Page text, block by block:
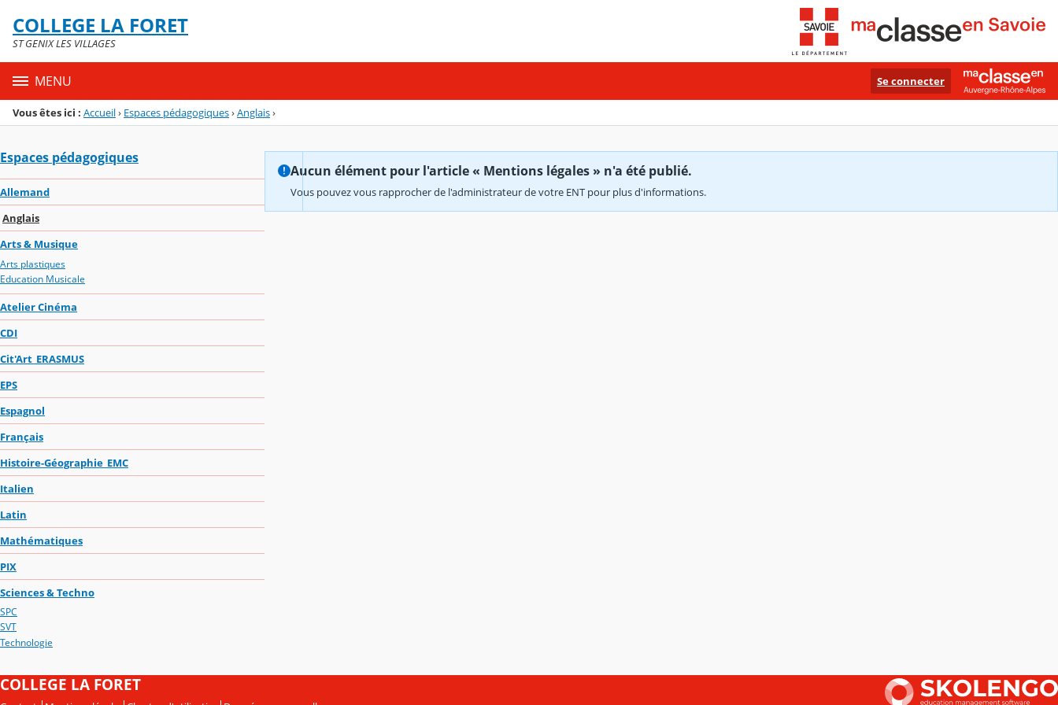
Menu de la rubrique
Contenu
COLLEGE LA FORET
ST GENIX LES VILLAGES
MENU Se connecter
Vous êtes ici : Accueil› Espaces pédagogiques›Anglais›
Espaces pédagogiques
Allemand
Anglais
Arts & Musique
Arts plastiques
Education Musicale
Atelier Cinéma
CDI
Cit'Art_ERASMUS
EPS
Espagnol
Français
Histoire-Géographie_EMC
Italien
Latin
Mathématiques
PIX
Sciences & Techno
SPC
SVT
Technologie
Aucun élément pour l'article « Mentions légales » n'a été publié.
Vous pouvez vous rapprocher de l'administrateur de votre ENT pour plus d'informations.
COLLEGE LA FORET